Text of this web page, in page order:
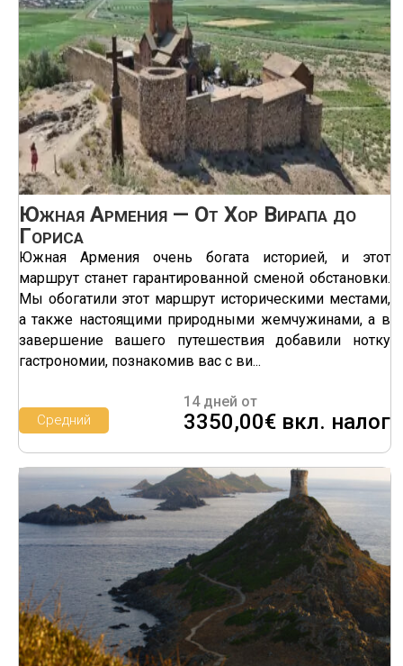
Южная Армения — От Хор Вирапа до
Гориса
Южная Армения очень богата историей, и этот
маршрут станет гарантированной сменой обстановки.
Мы обогатили этот маршрут историческими местами,
а также настоящими природными жемчужинами, а в
завершение вашего путешествия добавили нотку
гастрономии, познакомив вас с ви...
14 дней от
3350,00€ вкл. налог
Средний